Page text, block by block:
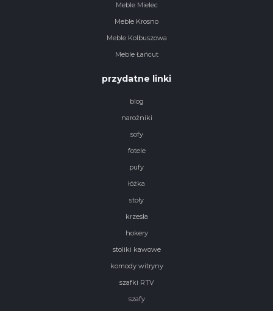
Meble Mielec
Meble Krosno
Meble Kolbuszowa
Meble Łańcut
przydatne linki
blog
narożniki
sofy
fotele
pufy
łóżka
stoły
krzesła
hokery
stoliki kawowe
komody witryny
szafki RTV
szafy